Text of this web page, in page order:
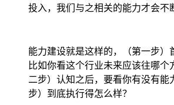
投入，我们与之相关的能力才会不
能力建设就是这样的，（第一步）
比如你看这个行业未来应该往哪个
二步）认知之后，要看你有没有能
步）到底执行得怎么样？